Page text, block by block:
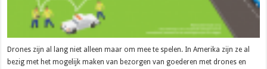
Drones zijn al lang niet alleen maar om mee te spelen. In Amerika zijn ze al
bezig met het mogelijk maken van bezorgen van goederen met drones en